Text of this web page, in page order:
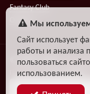
Fantasy Club
Опросы
© 2009–2026,
Поддержка:группа ДЗЧРХ
Блог
Мы
Сайт использует
работы и анализа
пользоваться
использованием.